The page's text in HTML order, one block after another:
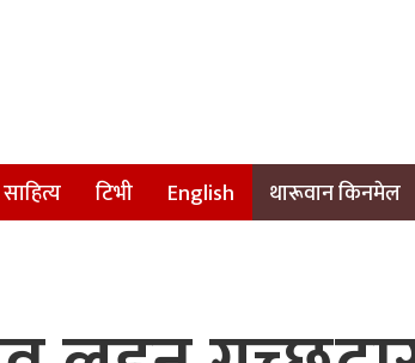
साहित्य टिभी English थारूवान किनमेल